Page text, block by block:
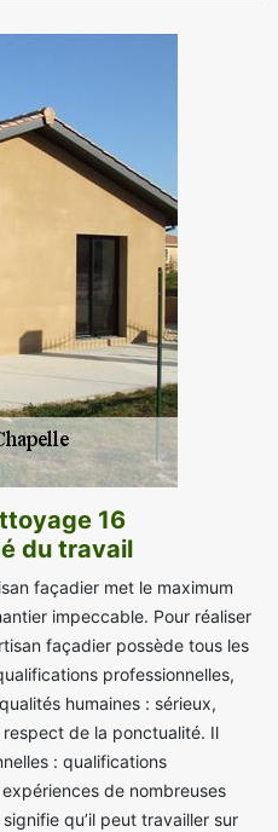
16
du travail
façadier met le maximum
impeccable. Pour réaliser
façadier possède tous les
professionnelles,
humaines : sérieux,
de la ponctualité. Il
: qualifications
de nombreuses
qu’il peut travailler sur